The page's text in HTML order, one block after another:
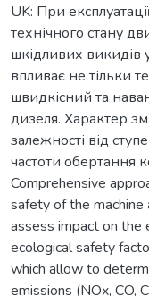
UK: При
технічного стану
шкідливих викидів
впливає не тільки
швидкісний та
дизеля. Характер
залежності від
частоти обертання
Comprehensive
safety of the
assess impact on the
ecological safety
which allow to
emissions (NOx, CO,